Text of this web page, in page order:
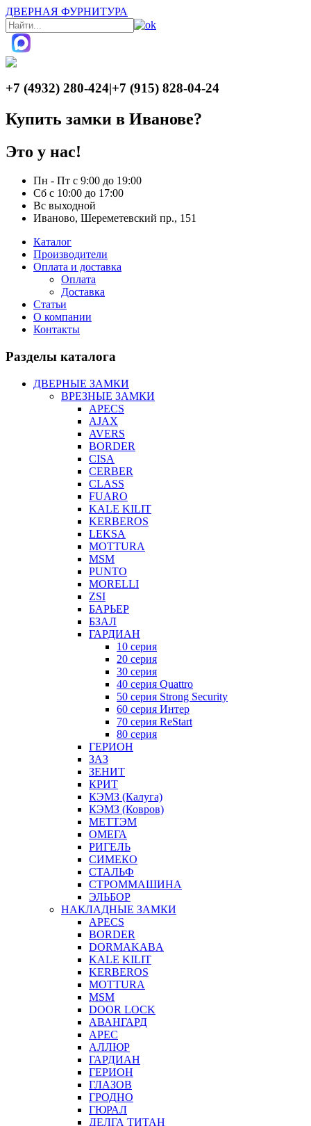
ДВЕРНАЯ ФУРНИТУРА
+7 (4932) 280-424|+7 (915) 828-04-24
Купить замки в Иванове?
Это у нас!
Пн - Пт с 9:00 до 19:00
Сб с 10:00 до 17:00
Вс выходной
Иваново, Шереметевский пр., 151
Каталог
Производители
Оплата и доставка
Оплата
Доставка
Статьи
О компании
Контакты
Разделы каталога
ДВЕРНЫЕ ЗАМКИ
ВРЕЗНЫЕ ЗАМКИ
APECS
AJAX
AVERS
BORDER
CISA
CERBER
CLASS
FUARO
KALE KILIT
KERBEROS
LEKSA
MOTTURA
MSM
PUNTO
MORELLI
ZSI
БАРЬЕР
БЗАЛ
ГАРДИАН
10 серия
20 серия
30 серия
40 серия Quattro
50 серия Strong Security
60 серия Интер
70 серия ReStart
80 серия
ГЕРИОН
ЗАЗ
ЗЕНИТ
КРИТ
КЭМЗ (Калуга)
КЭМЗ (Ковров)
МЕТТЭМ
ОМЕГА
РИГЕЛЬ
СИМЕКО
СТАЛЬФ
СТРОММАШИНА
ЭЛЬБОР
НАКЛАДНЫЕ ЗАМКИ
APECS
BORDER
DORMAKABA
KALE KILIT
KERBEROS
MOTTURA
MSM
DOOR LOCK
АВАНГАРД
АРЕС
АЛЛЮР
ГАРДИАН
ГЕРИОН
ГЛАЗОВ
ГРОДНО
ГЮРАЛ
ДЕЛГА ТИТАН